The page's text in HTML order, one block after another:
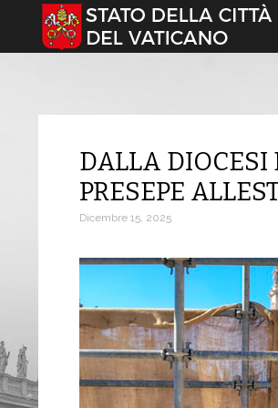
Seleziona la tua lingua
DALLA DIOCESI
PRESEPE
Dicembre 15, 2025